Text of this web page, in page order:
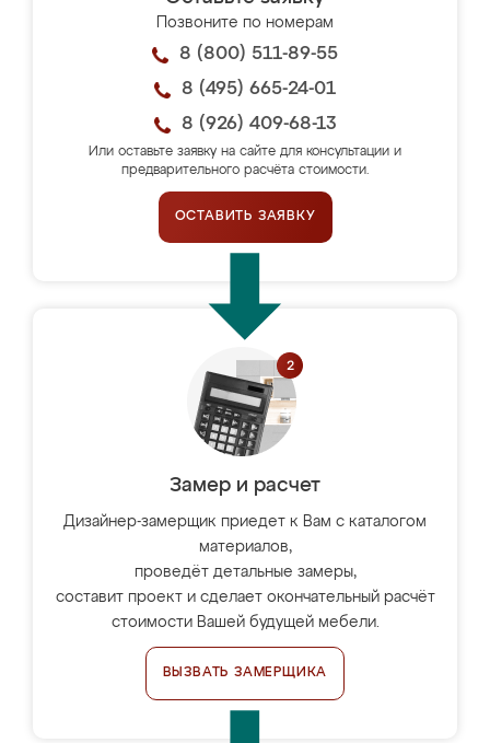
Позвоните по номерам
8 (800) 511-89-55
8 (495) 665-24-01
8 (926) 409-68-13
Или оставьте заявку на сайте для консультации и
предварительного расчёта стоимости.
ОСТАВИТЬ ЗАЯВКУ
Замер и расчет
Дизайнер-замерщик приедет к Вам с каталогом
материалов,
проведёт детальные замеры,
составит проект и сделает окончательный расчёт
стоимости Вашей будущей мебели.
ВЫЗВАТЬ ЗАМЕРЩИКА